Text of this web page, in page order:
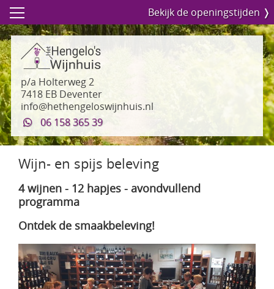
Bekijk de openingstijden ❭
p/a Holterweg 2
7418 EB Deventer
info@hethengeloswijnhuis.nl
06 158 365 39
Wijn- en spijs beleving
4 wijnen - 12 hapjes - avondvullend
programma
Ontdek de smaakbeleving!